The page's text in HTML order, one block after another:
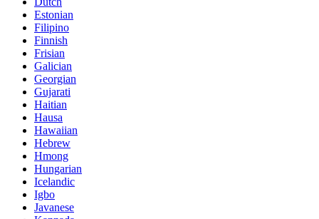
Estonian
Filipino
Finnish
Frisian
Galician
Georgian
Gujarati
Haitian
Hausa
Hawaiian
Hebrew
Hmong
Hungarian
Icelandic
Igbo
Javanese